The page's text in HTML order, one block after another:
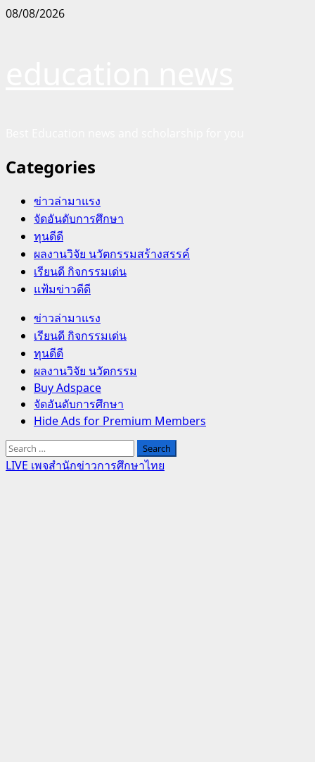
Skip
08/08/2026
Categories
ข่าวล่ามาแรง
จัดอันดับการศึกษา
ทุนดีดี
ผลงานวิจัย นวัตกรรมสร้างสรรค์
เรียนดี กิจกรรมเด่น
แฟ้มข่าวดีดี
Primary
Menu
ข่าวล่ามาแรง
เรียนดี กิจกรรมเด่น
ทุนดีดี
ผลงานวิจัย นวัตกรรม
Buy Adspace
จัดอันดับการศึกษา
Hide Ads for Premium Members
Search
for:
LIVE เพจสำนักข่าวการศึกษาไทย